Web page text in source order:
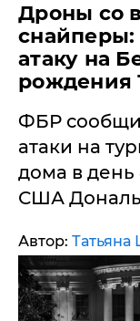
​Дроны со
атаку на
рождения
ФБР
атаки на
дома в день
США
Автор: